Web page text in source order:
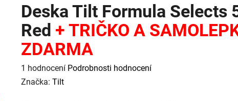
Deska Tilt Formula Selects
Red + TRIČKO A
ZDARMA
Průměrné
hodnocení
1 hodnocení Podrobnosti hodnocení
Značka: Tilt